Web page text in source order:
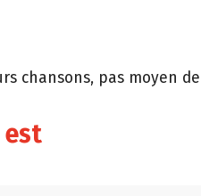
chansons, pas moyen
est